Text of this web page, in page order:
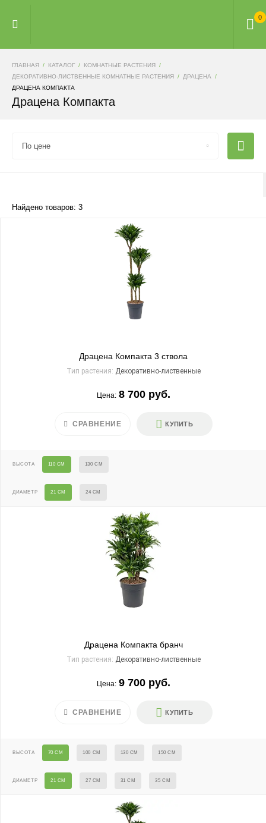
0
ГЛАВНАЯ КАТАЛОГ
КОМНАТНЫЕ РАСТЕНИЯ
ДЕКОРАТИВНО-ЛИСТВЕННЫЕ КОМНАТНЫЕ РАСТЕНИЯ
ДРАЦЕНА
ДРАЦЕНА КОМПАКТА
Драцена Компакта
По цене
Найдено товаров: 3
Драцена Компакта 3 ствола
Тип растения: Декоративно-лиственные
Цена: 8 700 руб.
КУПИТЬ
СРАВНЕНИЕ
ВЫСОТА 110 СМ 130 СМ
ДИАМЕТР 21 СМ 24 СМ
Драцена Компакта бранч
Тип растения: Декоративно-лиственные
Цена: 9 700 руб.
КУПИТЬ
СРАВНЕНИЕ
ВЫСОТА 70 СМ 100 СМ 130 СМ 150 СМ
ДИАМЕТР 21 СМ 27 СМ 31 СМ 35 СМ